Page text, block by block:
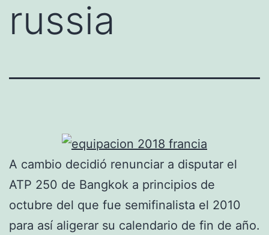
russia
A cambio decidió renunciar a disputar el
ATP 250 de Bangkok a principios de
octubre del que fue semifinalista el 2010
para así aligerar su calendario de fin de año.